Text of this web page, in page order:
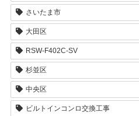
さいたま市
大田区
RSW-F402C-SV
杉並区
中央区
ビルトインコンロ交換工事